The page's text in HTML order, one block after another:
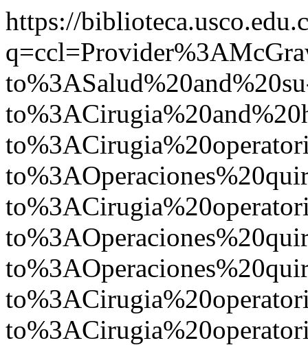
https://